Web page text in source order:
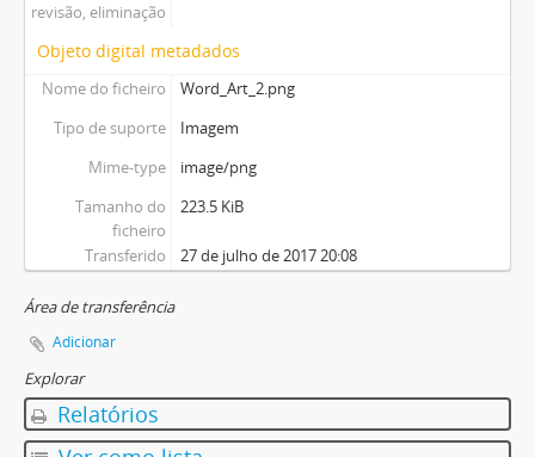
revisão, eliminação
Objeto digital metadados
Nome do ficheiro
Word_Art_2.png
Tipo de suporte
Imagem
Mime-type
image/png
Tamanho do
ficheiro
223.5 KiB
Transferido 27 de julho de 2017 20:08
Área de transferência
Adicionar
Explorar
Relatórios